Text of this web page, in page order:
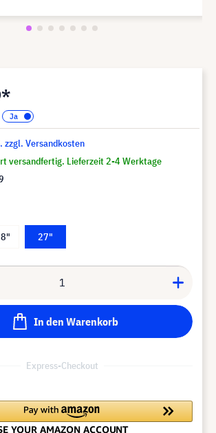
zzgl. Versandkosten
versandfertig. Lieferzeit 2-4 Werktage
27"
In den Warenkorb
Express-Checkout